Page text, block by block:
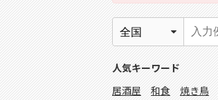
人気キーワード
居酒屋
和食 焼き鳥